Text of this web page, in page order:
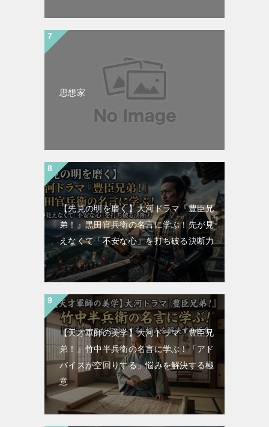
思想家
【先見の明を磨く】大河ドラマ『豊臣兄
弟！』黒田官兵衛の名言に学ぶ！先が見
えなくて「不安な心」を打ち破る決断力
【天才軍師の美学】大河ドラマ『豊臣兄
弟！』竹中半兵衛の名言に学ぶ！「アド
バイスが空回りする」悩みを解決する極
意